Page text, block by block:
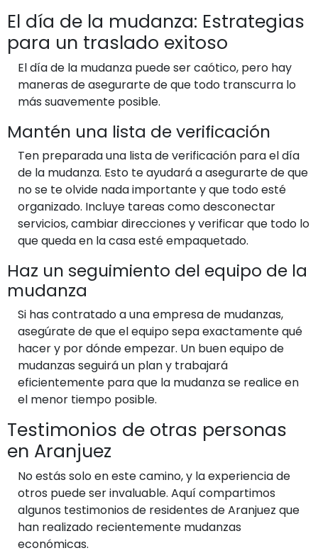
El día de la mudanza: Estrategias
para un traslado exitoso
El día de la mudanza puede ser caótico, pero hay
maneras de asegurarte de que todo transcurra lo
más suavemente posible.
Mantén una lista de verificación
Ten preparada una lista de verificación para el día
de la mudanza. Esto te ayudará a asegurarte de que
no se te olvide nada importante y que todo esté
organizado. Incluye tareas como desconectar
servicios, cambiar direcciones y verificar que todo lo
que queda en la casa esté empaquetado.
Haz un seguimiento del equipo de la
mudanza
Si has contratado a una empresa de mudanzas,
asegúrate de que el equipo sepa exactamente qué
hacer y por dónde empezar. Un buen equipo de
mudanzas seguirá un plan y trabajará
eficientemente para que la mudanza se realice en
el menor tiempo posible.
Testimonios de otras personas
en Aranjuez
No estás solo en este camino, y la experiencia de
otros puede ser invaluable. Aquí compartimos
algunos testimonios de residentes de Aranjuez que
han realizado recientemente mudanzas
económicas.